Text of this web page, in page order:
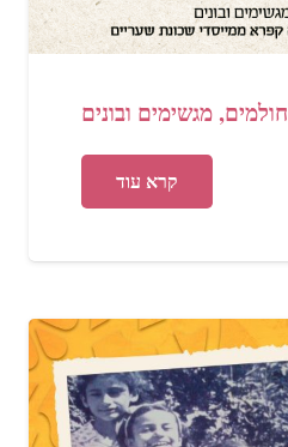
חולמים, מגשימים ובונים
קרא עוד